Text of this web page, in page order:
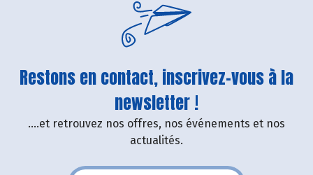
Restons en contact, inscrivez-vous à la
newsletter !
....et retrouvez nos offres, nos événements et nos
actualités.